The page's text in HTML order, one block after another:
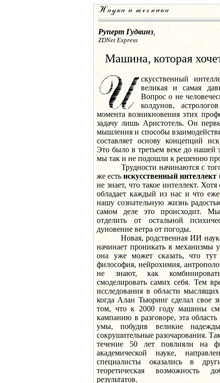
Руперт Гудвинз
ZDNet Express
Машина, которая
скусственный
великая и самая
Вопрос о не
колдунов,
момента возникновения этих
задачу лишь Аристотель. Он
мышления и способы
составляет основу концепций
Это было в третьем веке до нашей
мы так и не подошли к решению
Трудности начинаются с того,
же естьискусственный
не знает, что такое интеллект.
обладает каждый из нас и что
нашу сознательную жизнь
самом деле это происходит.
отделить от остальной
дуновение ветра от погоды.
Новая, родственная ИИ наука,
начинает проникать в механизмы
она уже может сказать, что тут
философия, нейрохимия,
не знают, как
смоделировать самих себя. Тем
исследования в области
когда Алан Тьюринг сделал свое
том, что к 2000 году машины
кампанию в разговоре, эта
умы, побудив великие
сокрушительные разочарования.
течение 50 лет повлияли на
академической науке,
специалисты оказались в
теоретическая возможность
результатов.